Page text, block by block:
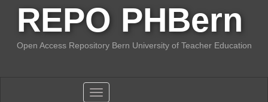
REPO PHBern
Open Access Repository Bern University of Teacher Education
Toggle navigation